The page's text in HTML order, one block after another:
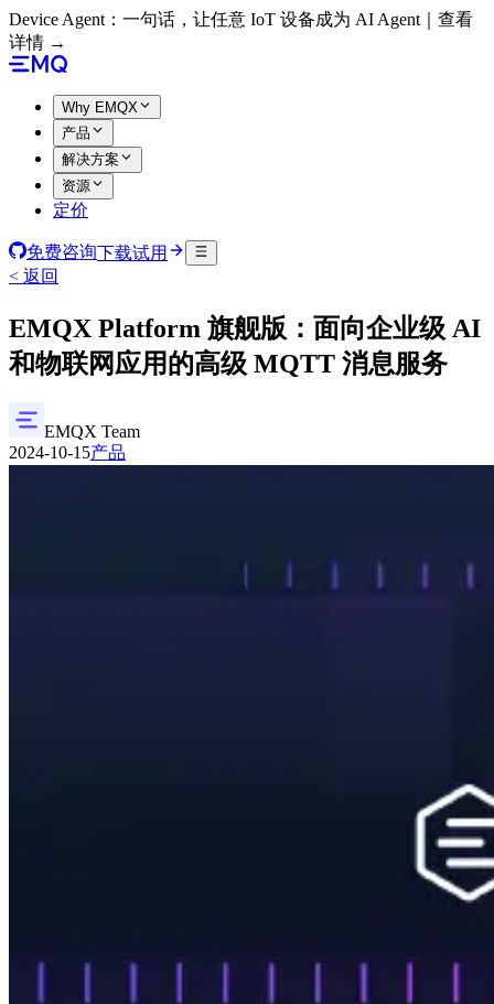
Device Agent：一句话，让任意 IoT 设备成为 AI Agent｜查看
详情 →
Why EMQX
产品
解决方案
资源
定价
免费咨询下载试用
< 返回
EMQX Platform 旗舰版：面向企业级 AI
和物联网应用的高级 MQTT 消息服务
EMQX Team
2024-10-15产品